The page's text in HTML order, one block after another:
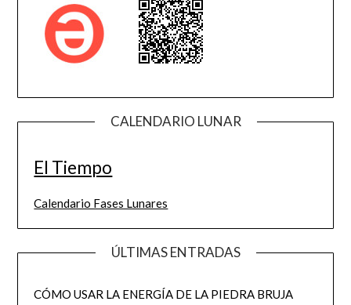
CALENDARIO LUNAR
El Tiempo
Calendario Fases Lunares
ÚLTIMAS ENTRADAS
CÓMO USAR LA ENERGÍA DE LA PIEDRA BRUJA